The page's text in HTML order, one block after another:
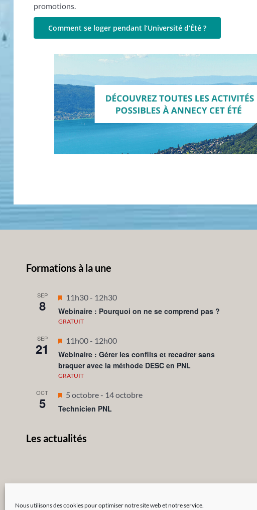
Nous utilisons des cookies pour optimiser notre site web et notre service.
promotions.
Comment se loger pendant l’Université d’Été ?
Formations à la une
SEP
8
Mis
en
avant
11h30- 12h30
Webinaire : Pourquoi on ne se comprend pas ?
GRATUIT
SEP
21
Mis
en
avant
11h00- 12h00
Webinaire : Gérer les conflits et recadrer sans
braquer avec la méthode DESC en PNL
GRATUIT
OCT
5
Mis
en
5 octobre- 14 octobre
Technicien PNL
Les actualités